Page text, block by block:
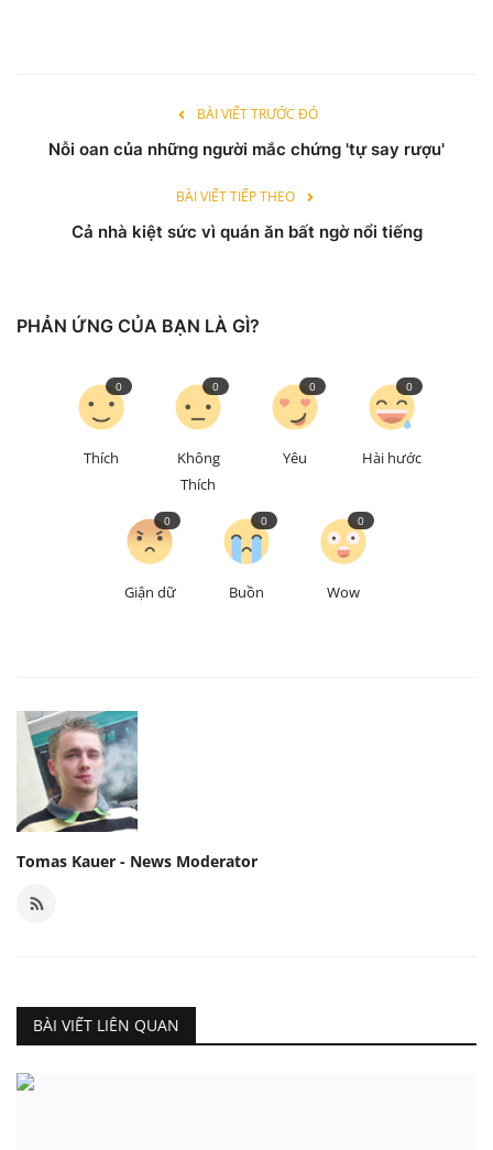
Ngôn ngữ
Vietnamese
BÀI VIẾT TRƯỚC ĐÓ
Nỗi oan của những người mắc chứng 'tự say rượu'
BÀI VIẾT TIẾP THEO
Cả nhà kiệt sức vì quán ăn bất ngờ nổi tiếng
PHẢN ỨNG CỦA BẠN LÀ GÌ?
Thích
0
Không
Thích
0
Yêu
0
Hài hước
0
Giận dữ
0
Buồn
0
Wow
0
Tomas Kauer - News Moderator
BÀI VIẾT LIÊN QUAN